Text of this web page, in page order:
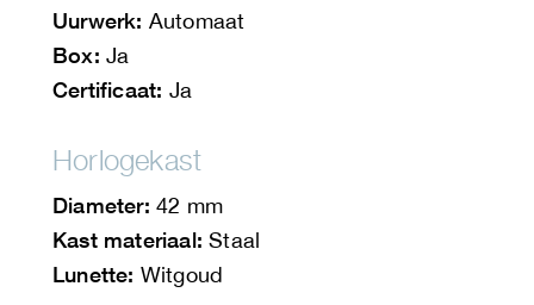
Uurwerk: Automaat
Box: Ja
Certificaat: Ja
Horlogekast
Diameter: 42 mm
Kast materiaal: Staal
Lunette: Witgoud